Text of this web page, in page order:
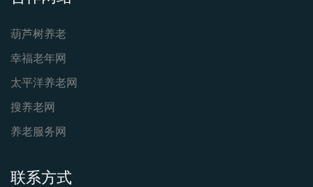
葫芦树养老
幸福老年网
太平洋养老网
搜养老网
养老服务网
联系方式